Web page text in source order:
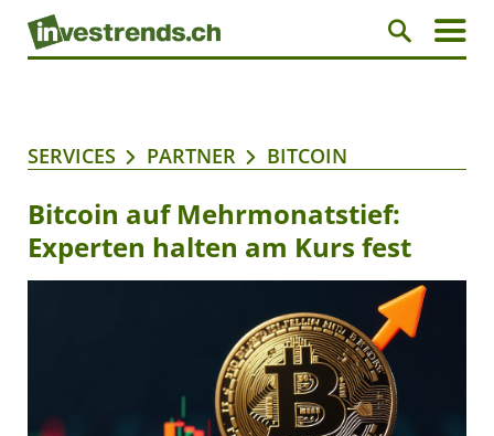
SERVICES PARTNER BITCOIN
Bitcoin auf Mehrmonatstief:
Experten halten am Kurs fest